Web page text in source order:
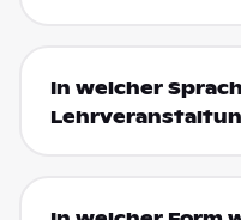
In welcher